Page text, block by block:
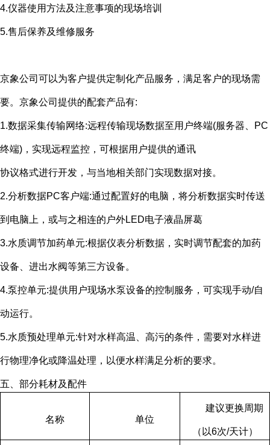
4.仪器使用方法及注意事项的现场培训
5.售后保养及维修服务
京象公司可以为客户提供定制化产品服务，满足客户的现场需
要。京象公司提供的配套产品有:
1.数据采集传输网络:远程传输现场数据至用户终端(服务器、 PC
终端) ，实现远程监控，可根据用户提供的通讯
协议格式进行开发，与当地相关部门实现数据对接。
2.分析数据PC客户端:通过配置好的电脑，将分析数据实时传送
到电脑上，或与之相连的户外LED电子液晶屏葛
3.水质调节加药单元:根据仪表分析数据，实时调节配套的加药
设备、进出水阀等第三方设备。
4.泵控单元:提供用户现场水泵设备的控制服务，可实现手动/自
动运行。
5.水质预处理单元:针对水样高温、高污的条件，需要对水样进
行物理净化或降温处理，以便水样满足分析的要求。
五、部分耗材及配件
名称 单位
建议更换周期
（以6次/天计）